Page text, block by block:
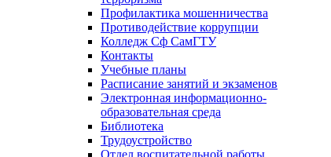
Профилактика мошенничества
Противодействие коррупции
Колледж Сф СамГТУ
Контакты
Учебные планы
Расписание занятий и экзаменов
Электронная информационно-
образовательная среда
Библиотека
Трудоустройство
Отдел воспитательной работы